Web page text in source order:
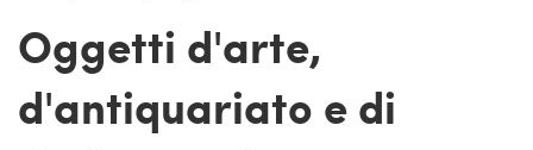
Oggetti d'arte,
d'antiquariato e di